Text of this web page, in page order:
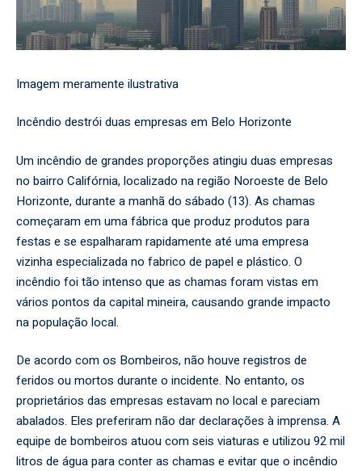
Imagem meramente ilustrativa
Incêndio destrói duas empresas em Belo Horizonte
Um incêndio de grandes proporções atingiu duas empresas
no bairro Califórnia, localizado na região Noroeste de Belo
Horizonte, durante a manhã do sábado (13). As chamas
começaram em uma fábrica que produz produtos para
festas e se espalharam rapidamente até uma empresa
vizinha especializada no fabrico de papel e plástico. O
incêndio foi tão intenso que as chamas foram vistas em
vários pontos da capital mineira, causando grande impacto
na população local.
De acordo com os Bombeiros, não houve registros de
feridos ou mortos durante o incidente. No entanto, os
proprietários das empresas estavam no local e pareciam
abalados. Eles preferiram não dar declarações à imprensa. A
equipe de bombeiros atuou com seis viaturas e utilizou 92 mil
litros de água para conter as chamas e evitar que o incêndio